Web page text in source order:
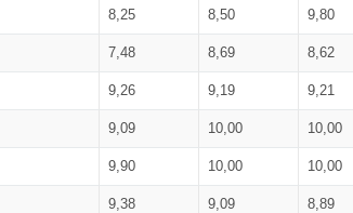
8,25 8,50 9,80
7,48 8,69 8,62
9,26 9,19 9,21
9,09 10,00 10,00
9,90 10,00 10,00
9,38 9,09 8,89